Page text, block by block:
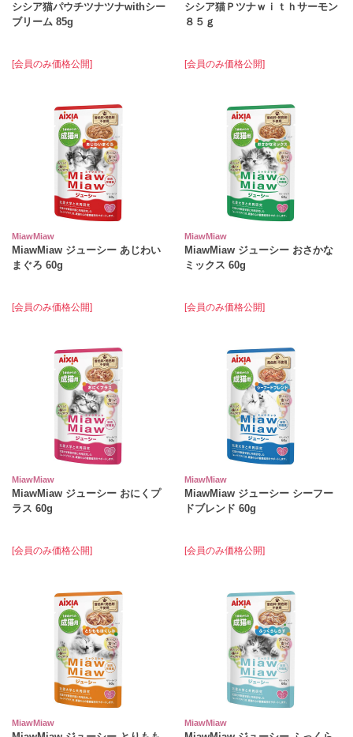
シシア猫パウチツナツナwithシー
ブリーム 85g
[会員のみ価格公開]
シシア猫Ｐツナｗｉｔｈサーモン
８５ｇ
[会員のみ価格公開]
MiawMiaw
MiawMiaw ジューシー あじわい
まぐろ 60g
[会員のみ価格公開]
MiawMiaw
MiawMiaw ジューシー おさかな
ミックス 60g
[会員のみ価格公開]
MiawMiaw
MiawMiaw ジューシー おにくプ
ラス 60g
[会員のみ価格公開]
MiawMiaw
MiawMiaw ジューシー シーフー
ドブレンド 60g
[会員のみ価格公開]
MiawMiaw MiawMiaw